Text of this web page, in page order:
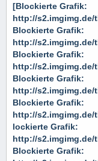
[Blockierte Grafik:
http://s2.imgimg.de/
Blockierte Grafik:
http://s2.imgimg.de/
Blockierte Grafik:
http://s2.imgimg.de/
Blockierte Grafik:
http://
Blockierte Grafik:
http://
lockierte Grafik:
http://s2.imgimg.de/
Blockierte Grafik: